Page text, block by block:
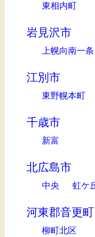
東相内町
岩見沢市
上幌向南一条
江別市
東野幌本町
千歳市
新富
北広島市
中央 虹ケ
河東郡音更町
柳町北区